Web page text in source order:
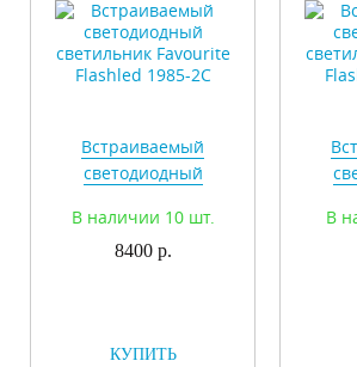
Встраиваемый
светодиодный
Flashled 1985-2C
В наличии 10 шт.
8400 р.
КУПИТЬ
В